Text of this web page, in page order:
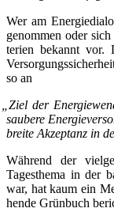
Wer am
ge­nom­men oder
te­ri­en bekannt vor.
so an
Ziel der
sau­be­re
brei­te Akzep­tanz in
Wäh­rend der
Tages­the­ma in der
war, hat kaum ein
hen­de Grün­buch